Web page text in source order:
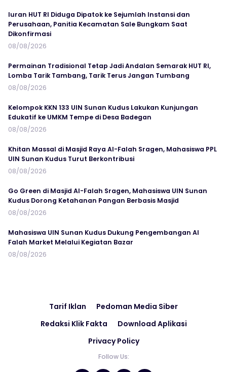
Iuran HUT RI Diduga Dipatok ke Sejumlah Instansi dan
Perusahaan, Panitia Kecamatan Sale Bungkam Saat
Dikonfirmasi
08/08/2026
Permainan Tradisional Tetap Jadi Andalan Semarak HUT RI,
Lomba Tarik Tambang, Tarik Terus Jangan Tumbang
08/08/2026
Kelompok KKN 133 UIN Sunan Kudus Lakukan Kunjungan
Edukatif ke UMKM Tempe di Desa Badegan
08/08/2026
Khitan Massal di Masjid Raya Al-Falah Sragen, Mahasiswa PPL
UIN Sunan Kudus Turut Berkontribusi
08/08/2026
Go Green di Masjid Al-Falah Sragen, Mahasiswa UIN Sunan
Kudus Dorong Ketahanan Pangan Berbasis Masjid
08/08/2026
Mahasiswa UIN Sunan Kudus Dukung Pengembangan Al
Falah Market Melalui Kegiatan Bazar
08/08/2026
Tarif Iklan
Pedoman Media Siber
Redaksi Klik Fakta
Download Aplikasi
Privacy Policy
Follow Us: